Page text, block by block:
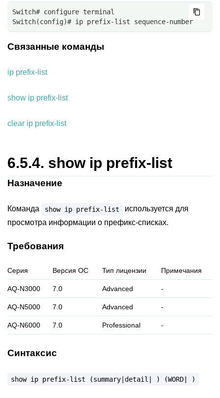
Switch# configure terminal
Switch(config)# ip prefix-list sequence-number
Связанные команды
ip prefix-list
show ip prefix-list
clear ip prefix-list
6.5.4. show ip prefix-list
Назначение
Команда show ip prefix-list
используется для
просмотра информации о префикс-списках.
Требования
Серия Версия ОС Тип лицензии Примечания
AQ-N3000 7.0 Advanced -
AQ-N5000 7.0 Advanced -
AQ-N6000 7.0 Professional -
Синтаксис
show ip prefix-list (summary|detail| ) (WORD| )